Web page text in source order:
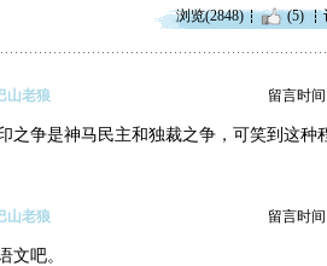
浏览(2848) (5)
山老狼 留言时间
之争是神马民主和独裁之争，可笑到这种
山老狼 留言时间
文吧。